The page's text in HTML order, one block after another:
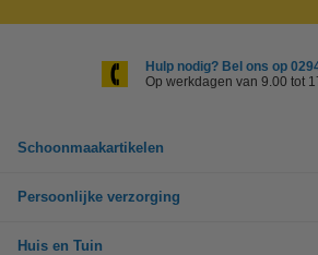
Hulp nodig? Bel ons op
Op werkdagen van 9.00 tot
Schoonmaakartikelen
Persoonlijke verzorging
Huis en Tuin